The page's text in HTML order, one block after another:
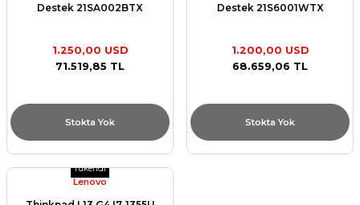
Destek 21SA002BTX
1.250,00 USD
71.519,85 TL
Stokta Yok
Destek 21S6001WTX
1.200,00 USD
68.659,06 TL
Stokta Yok
Tükendi
Lenovo